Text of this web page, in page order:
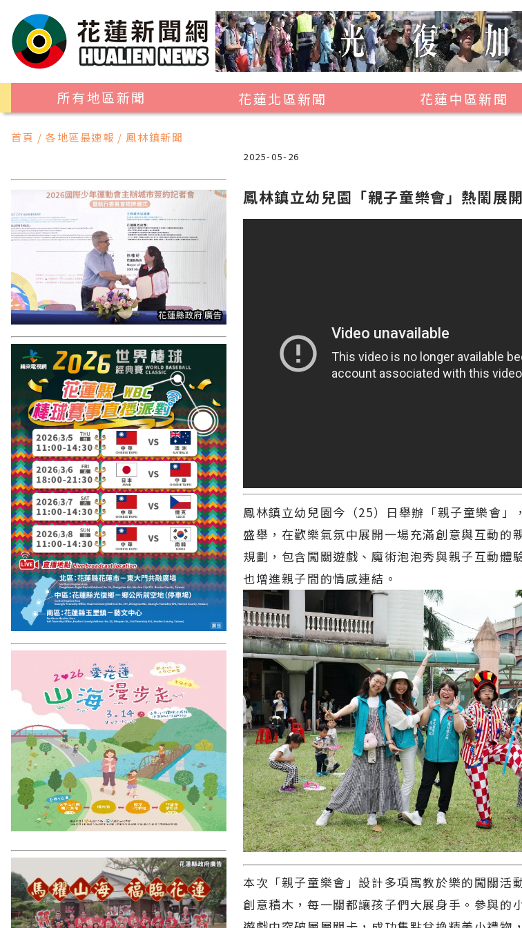
所有地區新聞
花蓮北區新聞
吉安鄉
秀林鄉
花蓮中區新聞
光復鄉
首頁 / 各地區最速報 / 鳳林鎮新聞
2025-05-26
鳳林鎮立幼兒園「親子童樂會」熱鬧展
鳳林鎮立幼兒園今（25）日舉辦「親子童樂會」
盛舉，在歡樂氣氛中展開一場充滿創意與互動的
規劃，包含闖關遊戲、魔術泡泡秀與親子互動體
也增進親子間的情感連結。
本次「親子童樂會」設計多項寓教於樂的闖關活
創意積木，每一關都讓孩子們大展身手。參與的